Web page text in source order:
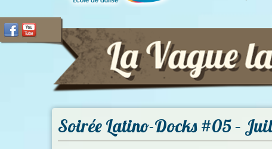
Soirée Latino-Docks #05 –